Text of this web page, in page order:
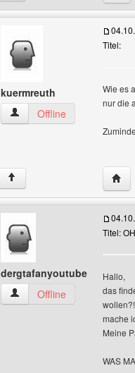
kuermreuth
kuermreuth Benutzer-Profile
Offline
Titel:
Wie es
nur die
↑
dergtafanyoutube
dergtafanyoutube
Offline
Titel:
Hallo,
das
mache
Meine
WAS